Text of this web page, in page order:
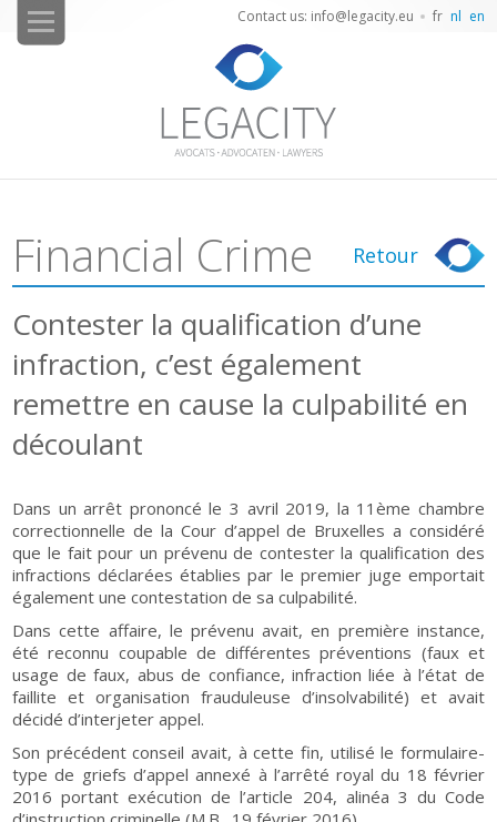
fr nl en
Contact us: info@legacity.eu
Retour
Financial Crime
Contester la qualification d’une
infraction, c’est également
remettre en cause la culpabilité en
découlant
Dans un arrêt prononcé le 3 avril 2019, la 11ème chambre
correctionnelle de la Cour d’appel de Bruxelles a considéré
que le fait pour un prévenu de contester la qualification des
infractions déclarées établies par le premier juge emportait
également une contestation de sa culpabilité.
Dans cette affaire, le prévenu avait, en première instance,
été reconnu coupable de différentes préventions (faux et
usage de faux, abus de confiance, infraction liée à l’état de
faillite et organisation frauduleuse d’insolvabilité) et avait
décidé d’interjeter appel.
Son précédent conseil avait, à cette fin, utilisé le formulaire-
type de griefs d’appel annexé à l’arrêté royal du 18 février
2016 portant exécution de l’article 204, alinéa 3 du Code